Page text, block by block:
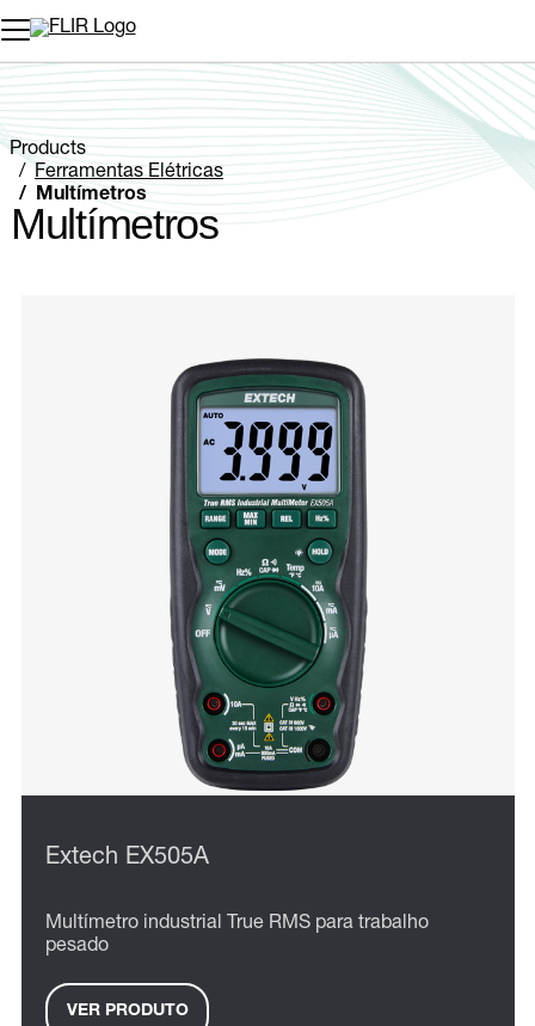
Products
Ferramentas Elétricas
Multímetros
Multímetros
Extech EX505A
Multímetro industrial True RMS para trabalho
pesado
VER PRODUTO